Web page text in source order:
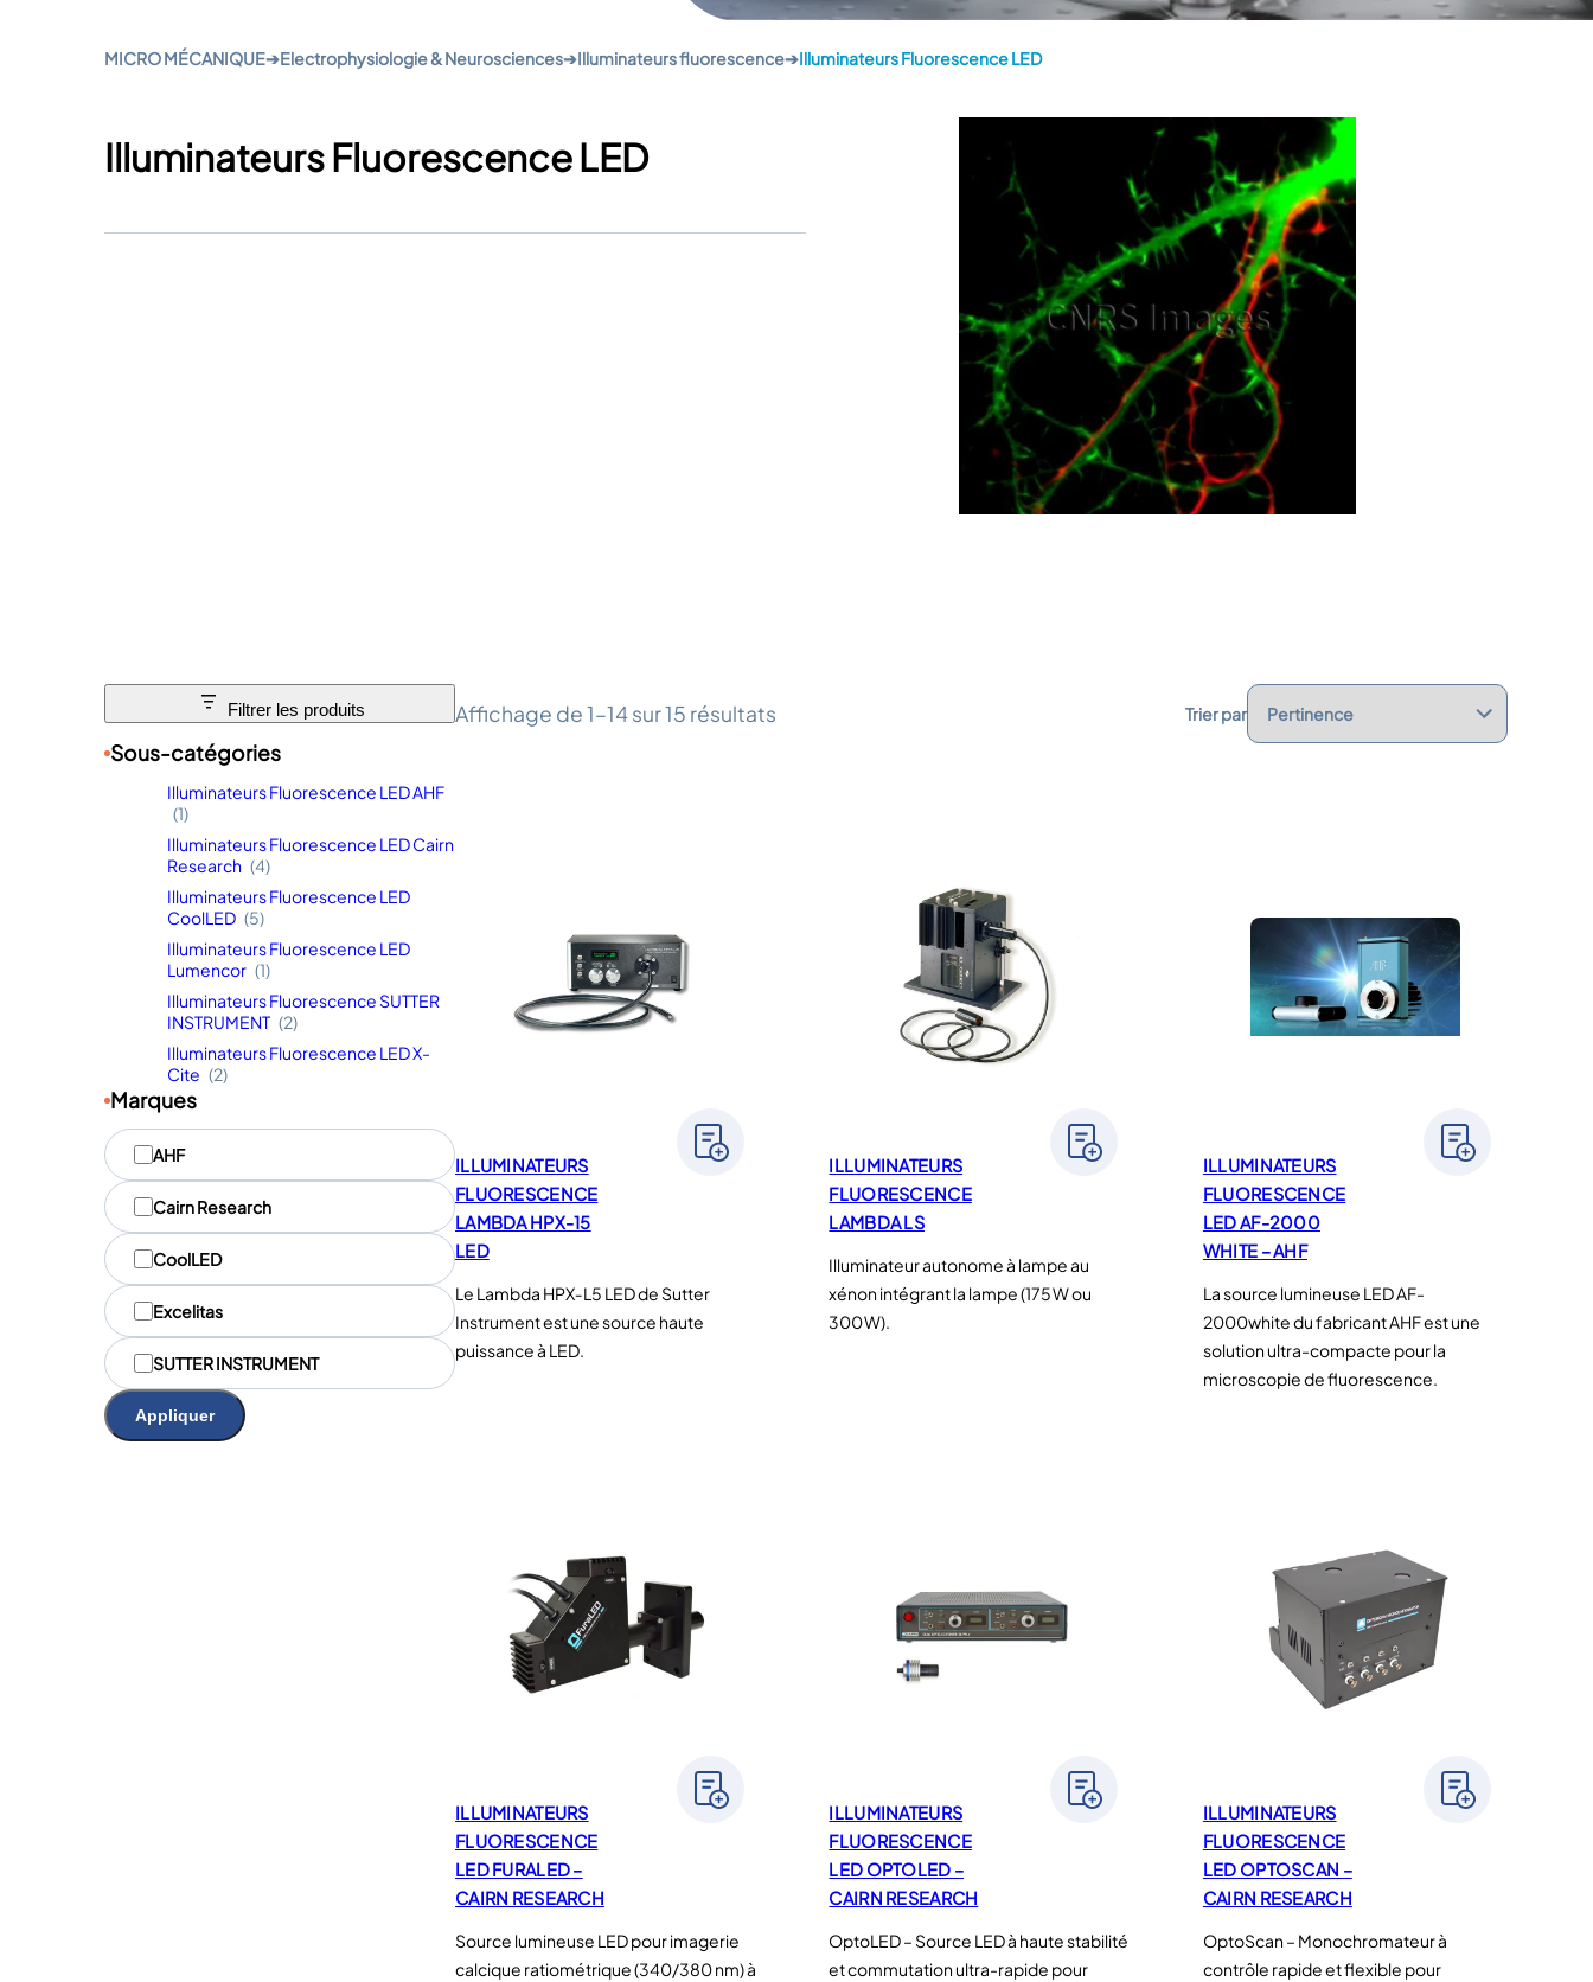
MICRO MÉCANIQUE➔Electrophysiologie & Neurosciences➔Illuminateurs fluorescence➔Illuminateurs Fluorescence LED
Illuminateurs Fluorescence LED
Filtrer les produits
Sous-catégories
Illuminateurs Fluorescence LED AHF
(1)
Illuminateurs Fluorescence LED Cairn
Research (4)
Illuminateurs Fluorescence LED
CoolLED (5)
Illuminateurs Fluorescence LED
Lumencor (1)
Illuminateurs Fluorescence SUTTER
INSTRUMENT (2)
Illuminateurs Fluorescence LED X-
Cite (2)
Marques
M
a
r
q
u
e
s
AHF
Cairn Research
CoolLED
Excelitas
SUTTER INSTRUMENT
Appliquer
Affichage de 1–14 sur 15 résultats Trier par
ILLUMINATEURS
FLUORESCENCE
LAMBDA HPX-15
LED
Le Lambda HPX‑L5 LED de Sutter
Instrument est une source haute
puissance à LED.
ILLUMINATEURS
FLUORESCENCE
LAMBDA LS
Illuminateur autonome à lampe au
xénon intégrant la lampe (175 W ou
300 W).
ILLUMINATEURS
FLUORESCENCE
LED AF-2000
WHITE – AHF
La source lumineuse LED AF-
2000white du fabricant AHF est une
solution ultra-compacte pour la
microscopie de fluorescence.
ILLUMINATEURS
FLUORESCENCE
LED FURALED –
CAIRN RESEARCH
Source lumineuse LED pour imagerie
calcique ratiométrique (340/380 nm) à
ILLUMINATEURS
FLUORESCENCE
LED OPTOLED –
CAIRN RESEARCH
OptoLED – Source LED à haute stabilité
et commutation ultra-rapide pour
ILLUMINATEURS
FLUORESCENCE
LED OPTOSCAN –
CAIRN RESEARCH
OptoScan – Monochromateur à
contrôle rapide et flexible pour